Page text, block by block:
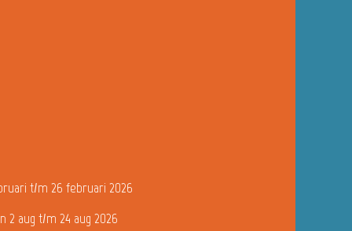
t/m 26 februari 2026
2 aug t/m 24 aug 2026